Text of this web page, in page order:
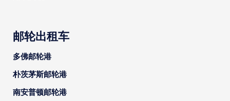
邮轮出租车
多佛邮轮港
朴茨茅斯邮轮港
南安普顿邮轮港